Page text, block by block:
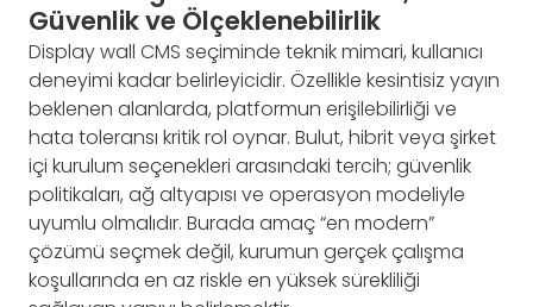
Güvenlik ve Ölçeklenebilirlik
Display wall CMS seçiminde teknik mimari, kullanıcı
deneyimi kadar belirleyicidir. Özellikle kesintisiz yayın
beklenen alanlarda, platformun erişilebilirliği ve
hata toleransı kritik rol oynar. Bulut, hibrit veya şirket
içi kurulum seçenekleri arasındaki tercih; güvenlik
politikaları, ağ altyapısı ve operasyon modeliyle
uyumlu olmalıdır. Burada amaç “en modern”
çözümü seçmek değil, kurumun gerçek çalışma
koşullarında en az riskle en yüksek sürekliliği